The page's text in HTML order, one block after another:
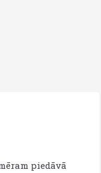
piedāvā